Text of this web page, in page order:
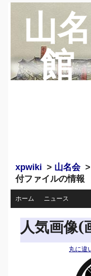
山
館
xpwiki > 山名会
付ファイルの情報
ホーム ニュース
人気画像(
丸に違